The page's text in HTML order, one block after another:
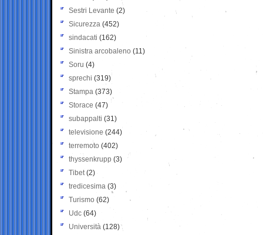
Sestri Levante (2)
Sicurezza (452)
sindacati (162)
Sinistra arcobaleno (11)
Soru (4)
sprechi (319)
Stampa (373)
Storace (47)
subappalti (31)
televisione(244)
terremoto (402)
thyssenkrupp (3)
Tibet(2)
tredicesima (3)
Turismo (62)
Udc (64)
Università (128)